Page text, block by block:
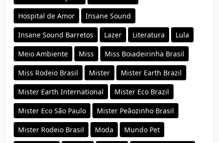
Hospital de Amor Insane Sound
Insane Sound Barretos Lazer Literatura Lula
Meio Ambiente Miss Miss Boiadeirinha Brasil
Miss Rodeio Brasil Mister Mister Earth Brazil
Mister Earth International Mister Eco Brazil
Mister Eco São Paulo Mister Peãozinho Brasil
Mister Rodeio Brasil Moda Mundo Pet